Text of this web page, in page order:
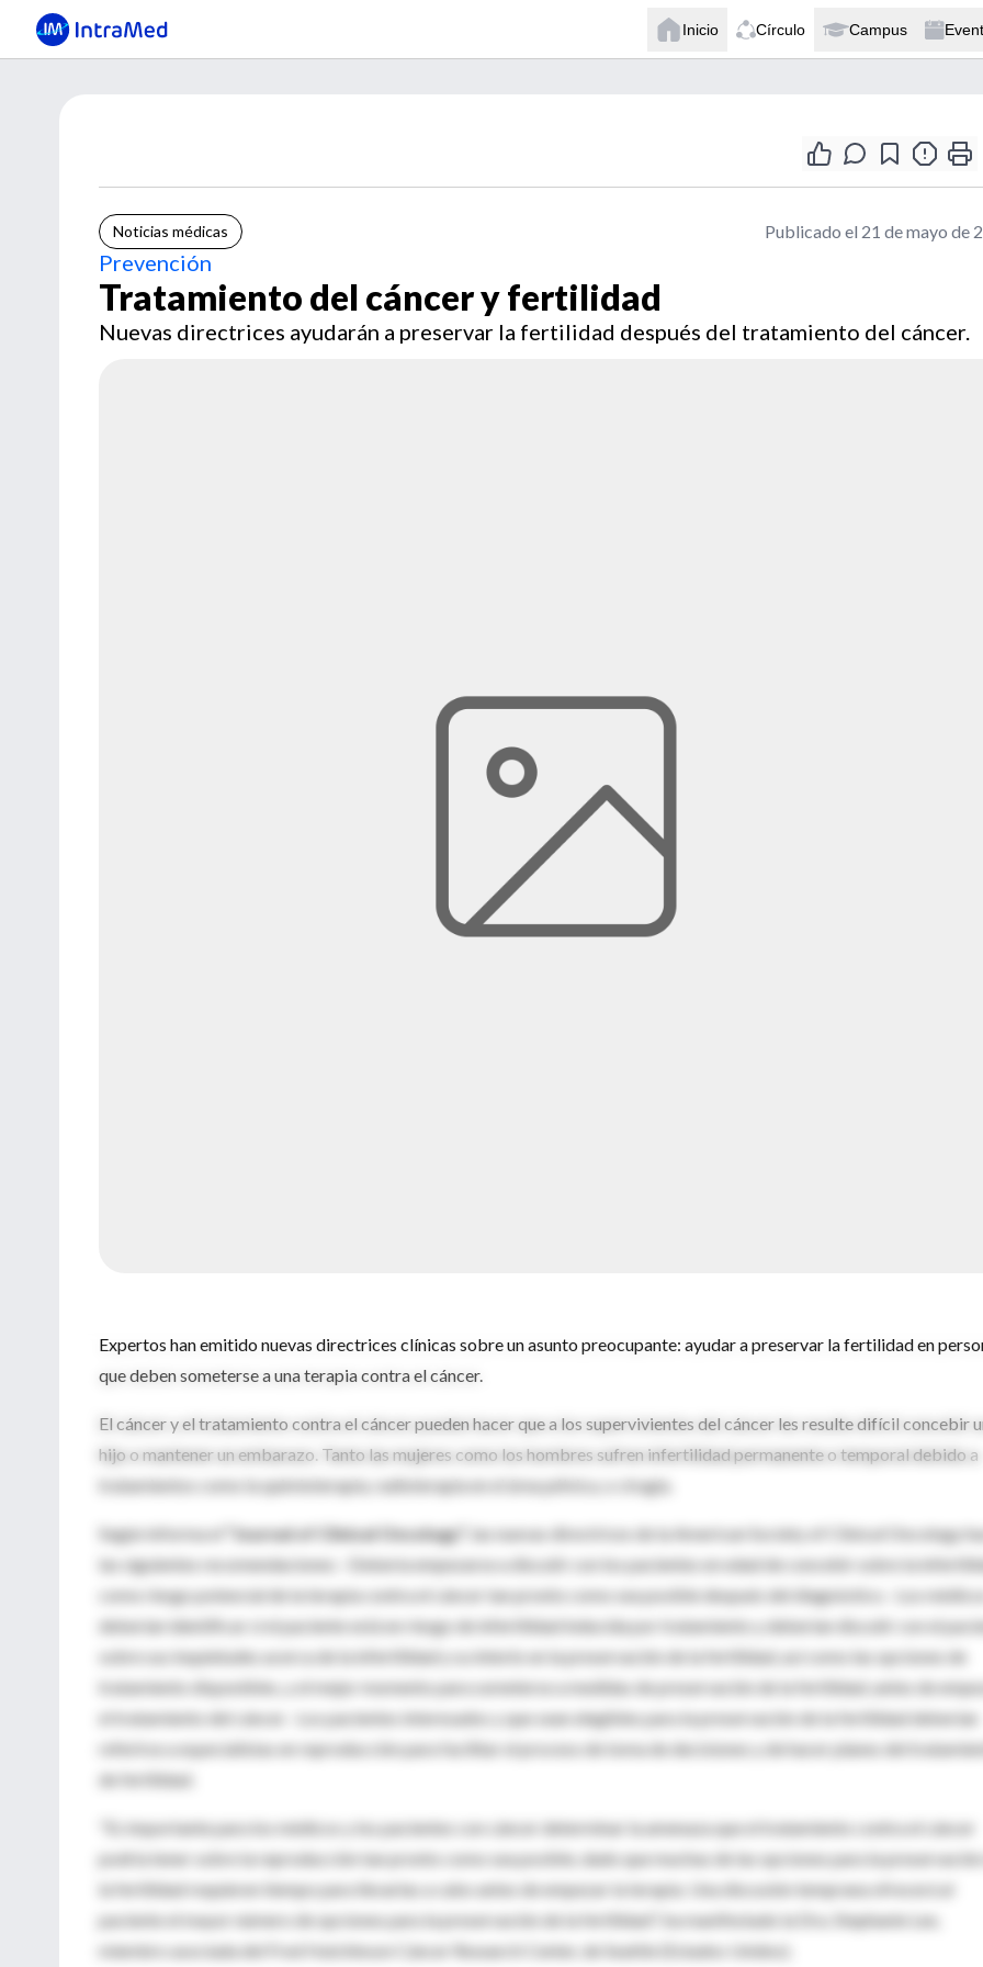
Inicio Círculo Campus
Noticias médicas Publicado el 21 de mayo de
Prevención
Tratamiento del cáncer y fertilidad
Nuevas directrices ayudarán a preservar la fertilidad después del tratamiento del cáncer.
Expertos han emitido nuevas directrices clínicas sobre un asunto preocupante: ayudar a preservar la fertilidad en
que deben someterse a una terapia contra el cáncer.
El cáncer y el tratamiento contra el cáncer pueden hacer que a los supervivientes del cáncer les resulte difícil concebir
hijo o mantener un embarazo. Tanto las mujeres como los hombres sufren infertilidad permanente o temporal debido a
tratamientos como la quimioterapia, radioterapia en el área pélvica, o cirugía.
Según informa el “Journal of Clinical Oncology”,
las nuevas directrices de la American Society of Clinical Oncology
las siguientes recomendaciones: -Debería empezarse a discutir con los pacientes en edad de concebir sobre la
como riesgo potencial de la terapia contra el cáncer tan pronto como sea posible después del diagnóstico. -Los médicos
deberían identificar si el paciente está en riesgo de infertilidad inducida por tratamiento y deberían discutir con el
sobre sus inquietudes acerca de la infertilidad y su interés en la preservación de la fertilidad, así como las opciones de
tratamiento disponibles, y el mejor momento para someterse a medidas de preservación de la fertilidad, antes de
el tratamiento del cáncer. -Los pacientes interesados y que sean elegibles para la preservación de la fertilidad deberían
referirse a especialistas en reproducción para facilitar el proceso de toma de decisiones y de hacer planes del
de fertilidad.
"Es importante para los médicos y los pacientes con cáncer determinar la amenaza que el tratamiento contra el cáncer
podría tener sobre la reproducción tan pronto como sea posible, dado que muchas de las opciones para la preservación
la fertilidad requieren tiempo para llevarlas a cabo antes de empezar la terapia. Una discusión temprana ofrecerá al
paciente el mayor número de opciones para la preservación de la fertilidad", ha manifestado la Dra. Stephanie Lee,
miembro asociada del Fred Hutchinson Cáncer Research Center, de Seattle (Estados Unidos).